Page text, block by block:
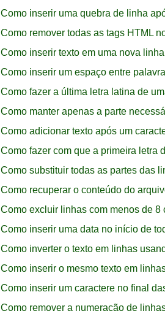
Como inserir uma quebra de linha
Como remover todas as tags HTML
Como inserir texto em uma nova
Como inserir um espaço entre
Como fazer a última letra latina de
Como manter apenas a parte
Como adicionar texto após um
Como fazer com que a primeira letra
Como substituir todas as partes das
Como recuperar o conteúdo do
Como excluir linhas com menos de 8
Como inserir uma data no início de
Como inverter o texto em linhas
Como inserir o mesmo texto em
Como inserir um caractere no final
Como remover a numeração de